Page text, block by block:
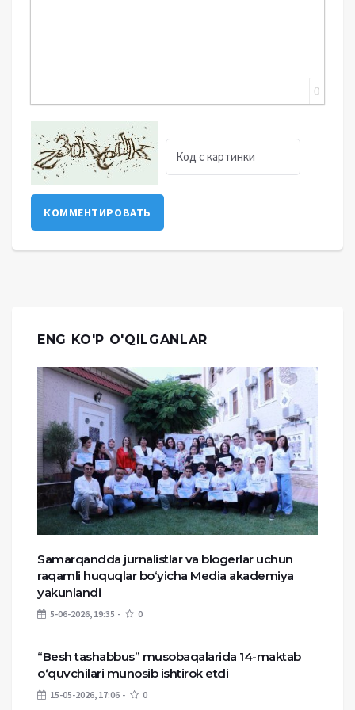
0
КОММЕНТИРОВАТЬ
ENG KO'P O'QILGANLAR
Samarqandda jurnalistlar va blogerlar uchun
raqamli huquqlar bo‘yicha Media akademiya
yakunlandi
5-06-2026, 19:35 0
“Besh tashabbus” musobaqalarida 14-maktab
o‘quvchilari munosib ishtirok etdi
15-05-2026, 17:06 0